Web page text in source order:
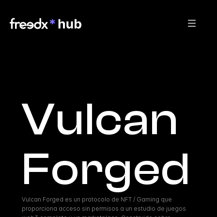
Vulcan
Forged
Vulcan Forged es un protocolo de NFT / Gaming que
proporciona acceso sin permisos a un estudio de juegos